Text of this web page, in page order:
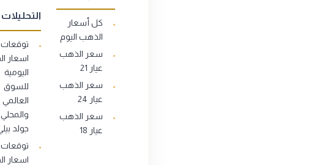
كل أسعار
الذهب اليوم
سعر الذهب
عيار 21
سعر الذهب
عيار 24
سعر الذهب
عيار 18
التحليلات
توقعات
اسعار
اليومية
للسوق
العالمي
جولد
توقعات
اسعار